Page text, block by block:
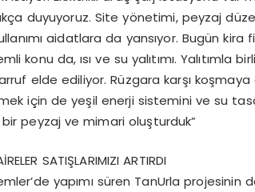
duyuyoruz. Site yönetimi, peyzaj
aidatlara da yansıyor. Bugün
konu da, ısı ve su yalıtımı.
elde ediliyor. Rüzgara karşı
için de yeşil enerji sistemini ve su
peyzaj ve mimari oluşturduk”
SATIŞLARIMIZI ARTIRDI
yapımı süren TanUrla